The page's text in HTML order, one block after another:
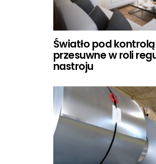
Światło pod
przesuwne w roli
nastroju